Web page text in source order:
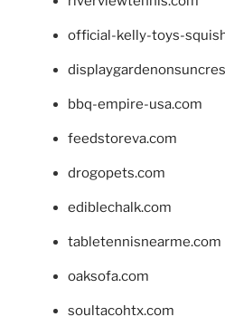
official-kelly-toys-
bbq-empire-usa.com
feedstoreva.com
drogopets.com
ediblechalk.com
tabletennisnearme.com
oaksofa.com
soultacohtx.com